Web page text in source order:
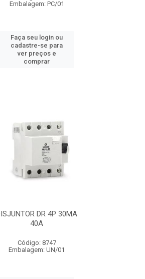
Embalagem: PC/01
Faça seu login ou
cadastre-se para
ver preços e
comprar
DR 4P 30MA
40A
Código: 8747
Embalagem: UN/01